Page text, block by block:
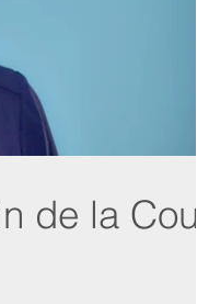
de la Cour